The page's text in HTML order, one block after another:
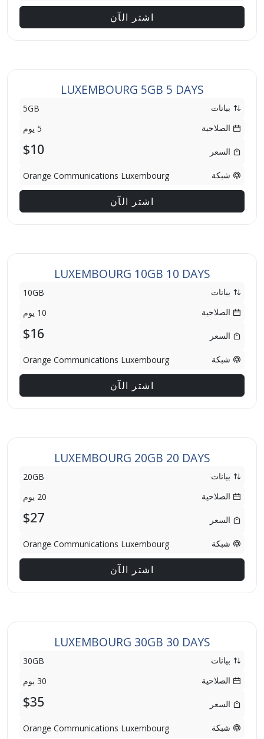
اشتر الآن
LUXEMBOURG 5GB 5 DAYS
بيانات
5GB
الصلاحية
5 يوم
السعر $10
شبكة Orange Communications Luxembourg
اشتر الآن
LUXEMBOURG 10GB 10 DAYS
بيانات
10GB
الصلاحية
10 يوم
السعر $16
شبكة Orange Communications Luxembourg
اشتر الآن
LUXEMBOURG 20GB 20 DAYS
بيانات
20GB
الصلاحية
20 يوم
السعر $27
شبكة Orange Communications Luxembourg
اشتر الآن
LUXEMBOURG 30GB 30 DAYS
بيانات
30GB
الصلاحية
30 يوم
السعر $35
شبكة Orange Communications Luxembourg